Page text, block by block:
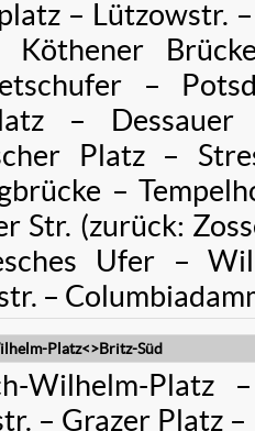
– Lützowstr.
–
–
Platz –
–
Str. (zurück:
Ufer –
–
Platz<>Britz-Süd
Wilhelm-Platz
– Grazer Platz